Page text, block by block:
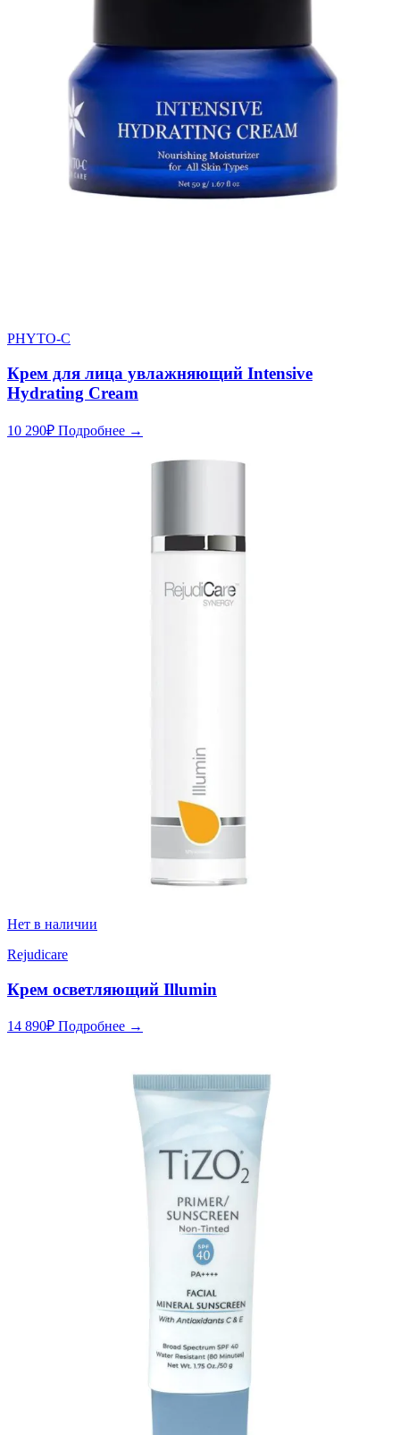
PHYTO-C
Крем для лица увлажняющий Intensive
Hydrating Cream
10 290₽ Подробнее →
Нет в наличии
Rejudicare
Крем осветляющий Illumin
14 890₽ Подробнее →